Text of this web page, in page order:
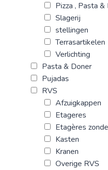
Pizza , Pasta &
Slagerij
stellingen
Terrasartikelen
Verlichting
Pasta & Doner
Pujadas
RVS
Afzuigkappen
Etageres
Etagères
Kasten
Kranen
Overige RVS